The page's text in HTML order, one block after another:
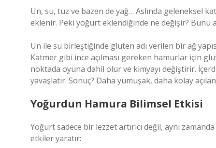
Un, su, tuz ve bazen de yağ… Aslında geleneksel
eklenir. Peki yoğurt eklendiğinde ne değişir?
Un ile su birleştiğinde gluten adı verilen bir ağ
Katmer gibi ince açılması gereken hamurlar için
noktada oyuna dahil olur ve kimyayı değiştirir.
yavaşlatır. Sonuç? Daha yumuşak, daha kolay
Yoğurdun Hamura Bilimsel Etkisi
Yoğurt sadece bir lezzet artırıcı değil, aynı
etkiler yaratır: